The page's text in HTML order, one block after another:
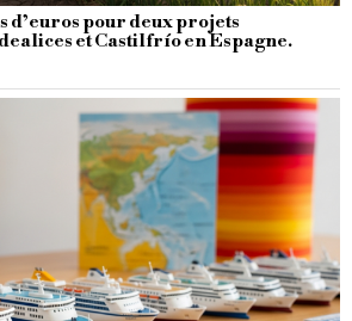
d’euros pour deux projets
et Castilfrío en Espagne.